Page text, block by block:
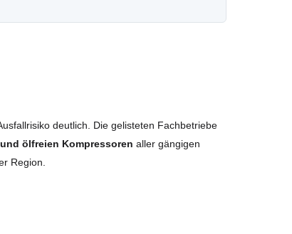
deutlich. Die gelisteten Fachbetriebe
ölfreien Kompressoren aller gängigen
Region.